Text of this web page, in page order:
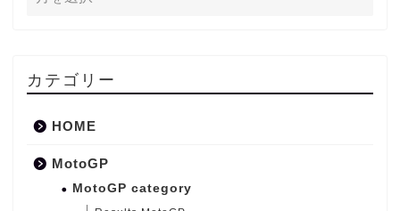
カテゴリー
HOME
MotoGP
MotoGP category